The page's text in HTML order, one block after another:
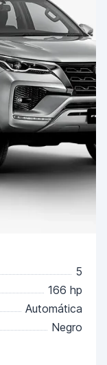
5
166 hp
Automática
Negro